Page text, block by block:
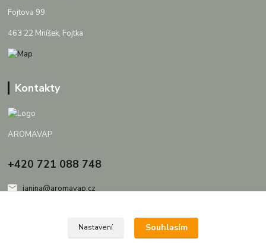
Fojtova 99
463 22 Mníšek, Fojtka
Kontakty
AROMAVAP
+420 721 088 748
janina@aromavap.cz
Nastavení Souhlasím